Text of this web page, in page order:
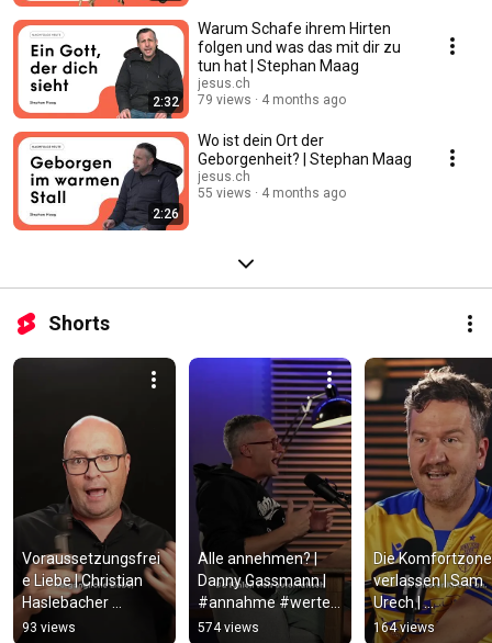
2:32
Warum Schafe ihrem Hirten
folgen und was das mit dir zu
tun hat | Stephan Maag
jesus.ch
79 views
4 months ago
2:26
Wo ist dein Ort der
Geborgenheit? | Stephan Maag
jesus.ch
55 views
4 months ago
Shorts
Voraussetzungsfrei
e Liebe | Christian
Haslebacher
|#gleichgültigkeit
93 views
Alle annehmen? |
Danny Gassmann |
#annahme #werte
#angst #shorts
574 views
Die Komfortzone
verlassen | Sam
Urech |
#komfortzone
164 views